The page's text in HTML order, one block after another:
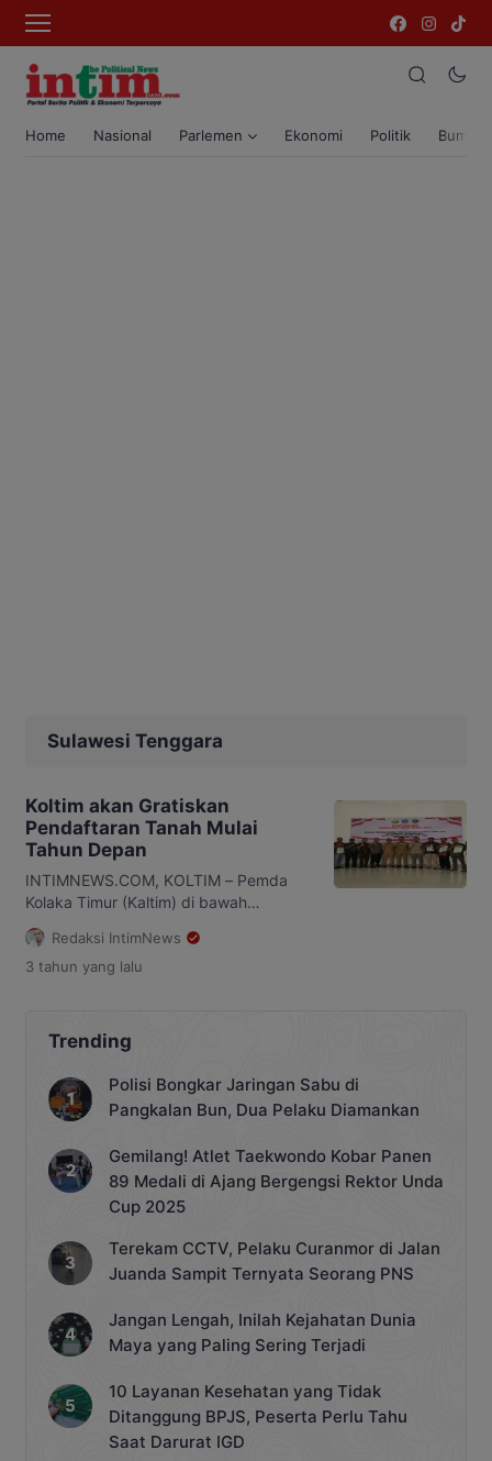
Home Nasional Parlemen Ekonomi Politik Bumi
Sulawesi Tenggara
Koltim akan Gratiskan
Pendaftaran Tanah Mulai
Tahun Depan
INTIMNEWS.COM, KOLTIM – Pemda
Kolaka Timur (Kaltim) di bawah
komando Bupati Abd Azis SH MH,
melalui Badan Pertanahan Nasional
(BPN) Koltim menggratiskan seluruh
Koltim Ilmiawan saat menyampaikan
laporan pada acara penyerahan
Sertifikat Tanah Tahun 2023, dan
deklarasi desa binaan kegiatan
pendaftaran tanah sistematis lengkap
Redaksi IntimNews
3 tahun yang lalu
Trending
Polisi Bongkar Jaringan Sabu di
Pangkalan Bun, Dua Pelaku Diamankan
Gemilang! Atlet Taekwondo Kobar Panen
89 Medali di Ajang Bergengsi Rektor Unda
Cup 2025
Terekam CCTV, Pelaku Curanmor di Jalan
Juanda Sampit Ternyata Seorang PNS
Jangan Lengah, Inilah Kejahatan Dunia
Maya yang Paling Sering Terjadi
10 Layanan Kesehatan yang Tidak
Ditanggung BPJS, Peserta Perlu Tahu
Saat Darurat IGD